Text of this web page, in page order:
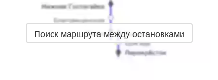
Поиск маршрута между остановками